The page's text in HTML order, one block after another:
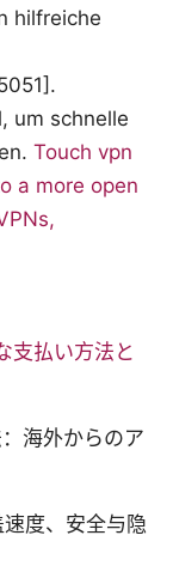
hilfreiche
um schnelle
Touch vpn
a more open
支払い方法と
海外からのア
度、安全与隐